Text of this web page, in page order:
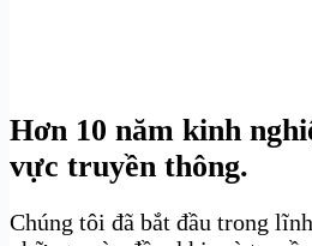
Hơn 10 năm kinh
vực truyền thông.
Chúng tôi đã bắt đầu trong